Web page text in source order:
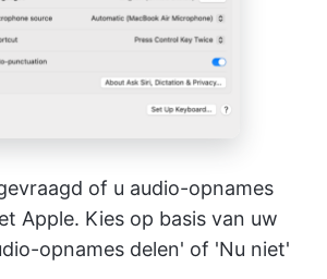
of u audio-opnames
Apple. Kies op basis van uw
opnames delen' of 'Nu niet'